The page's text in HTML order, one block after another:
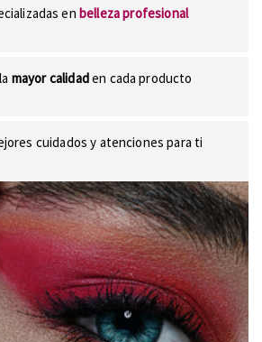
en belleza profesional
mayor calidaden cada producto
cuidados y atenciones para ti